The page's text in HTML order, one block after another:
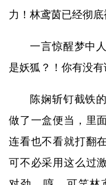
力！林鸢茵已经彻底
一言惊醒梦中
是妖狐？！你有没有
陈娴斩钉截铁
做了一盒便当，里
连看也不看就打翻
可不必采用这么过